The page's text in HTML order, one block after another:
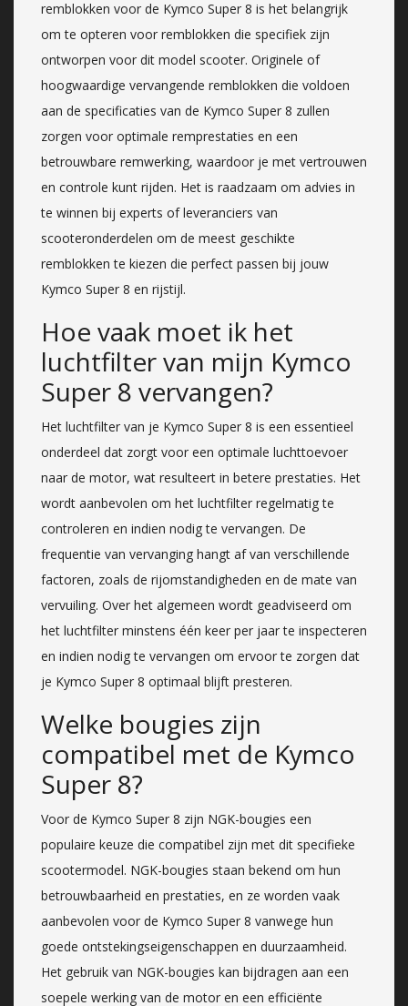
remblokken voor de Kymco Super 8 is het belangrijk
om te opteren voor remblokken die specifiek zijn
ontworpen voor dit model scooter. Originele of
hoogwaardige vervangende remblokken die voldoen
aan de specificaties van de Kymco Super 8 zullen
zorgen voor optimale remprestaties en een
betrouwbare remwerking, waardoor je met vertrouwen
en controle kunt rijden. Het is raadzaam om advies in
te winnen bij experts of leveranciers van
scooteronderdelen om de meest geschikte
remblokken te kiezen die perfect passen bij jouw
Kymco Super 8 en rijstijl.
Hoe vaak moet ik het
luchtfilter van mijn Kymco
Super 8 vervangen?
Het luchtfilter van je Kymco Super 8 is een essentieel
onderdeel dat zorgt voor een optimale luchttoevoer
naar de motor, wat resulteert in betere prestaties. Het
wordt aanbevolen om het luchtfilter regelmatig te
controleren en indien nodig te vervangen. De
frequentie van vervanging hangt af van verschillende
factoren, zoals de rijomstandigheden en de mate van
vervuiling. Over het algemeen wordt geadviseerd om
het luchtfilter minstens één keer per jaar te inspecteren
en indien nodig te vervangen om ervoor te zorgen dat
je Kymco Super 8 optimaal blijft presteren.
Welke bougies zijn
compatibel met de Kymco
Super 8?
Voor de Kymco Super 8 zijn NGK-bougies een
populaire keuze die compatibel zijn met dit specifieke
scootermodel. NGK-bougies staan bekend om hun
betrouwbaarheid en prestaties, en ze worden vaak
aanbevolen voor de Kymco Super 8 vanwege hun
goede ontstekingseigenschappen en duurzaamheid.
Het gebruik van NGK-bougies kan bijdragen aan een
soepele werking van de motor en een efficiënte